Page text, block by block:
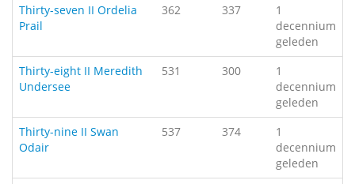
Thirty-seven II Ordelia
Prail
362 337
1
decennium
geleden
Thirty-eight II Meredith
Undersee
531 300
1
decennium
geleden
Thirty-nine II Swan
Odair
537 374
1
decennium
geleden